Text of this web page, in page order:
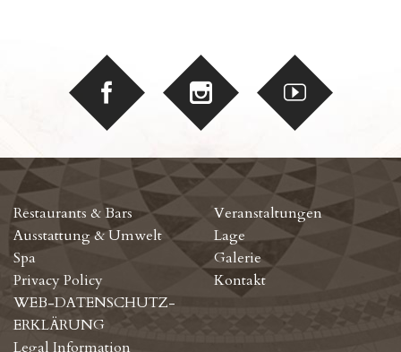
Restaurants & Bars
Ausstattung & Umwelt
Spa
Privacy Policy
WEB-DATENSCHUTZ-
ERKLÄRUNG
Legal Information
Veranstaltungen
Lage
Galerie
Kontakt